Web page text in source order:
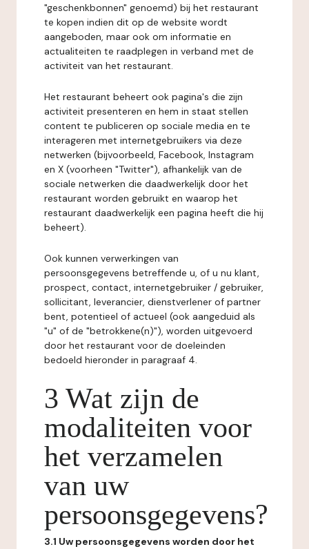
"geschenkbonnen" genoemd) bij het restaurant
te kopen indien dit op de website wordt
aangeboden, maar ook om informatie en
actualiteiten te raadplegen in verband met de
activiteit van het restaurant.
Het restaurant beheert ook pagina's die zijn
activiteit presenteren en hem in staat stellen
content te publiceren op sociale media en te
interageren met internetgebruikers via deze
netwerken (bijvoorbeeld, Facebook, Instagram
en X (voorheen "Twitter"), afhankelijk van de
sociale netwerken die daadwerkelijk door het
restaurant worden gebruikt en waarop het
restaurant daadwerkelijk een pagina heeft die hij
beheert).
Ook kunnen verwerkingen van
persoonsgegevens betreffende u, of u nu klant,
prospect, contact, internetgebruiker / gebruiker,
sollicitant, leverancier, dienstverlener of partner
bent, potentieel of actueel (ook aangeduid als
"u" of de "betrokkene(n)"), worden uitgevoerd
door het restaurant voor de doeleinden
bedoeld hieronder in paragraaf 4.
3 Wat zijn de
modaliteiten voor
het verzamelen
van uw
persoonsgegevens?
3.1 Uw persoonsgegevens worden door het